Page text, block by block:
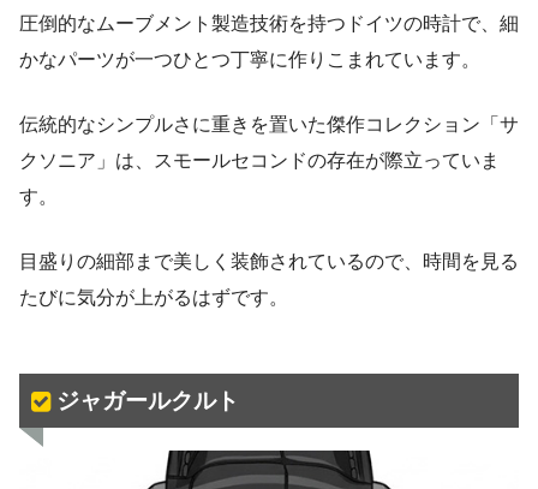
圧倒的なムーブメント製造技術を持つドイツの時計で、細
かなパーツが一つひとつ丁寧に作りこまれています。
伝統的なシンプルさに重きを置いた傑作コレクション「サ
クソニア」は、スモールセコンドの存在が際立っていま
す。
目盛りの細部まで美しく装飾されているので、時間を見る
たびに気分が上がるはずです。
ジャガールクルト